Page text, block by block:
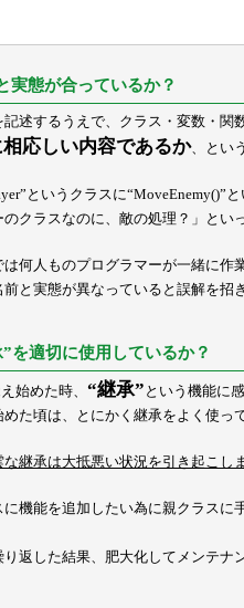
実態が合っているか？
述するうえで、クラス・変数・関
応しい内容であるか、とい
というクラスに“MoveEnemy()”
のクラスなのに、敵の処理？」とい
何人ものプログラマーが一緒に作
と実態が異なっていると誤解を招
”を適切に使用しているか？
始めた時、 “継承” という機能に
た頃は、とにかく継承をよく使っ
な継承は大抵悪い状況を引き起こしま
に機能を追加したい為に親クラス
り返した結果、肥大化してメンテナ